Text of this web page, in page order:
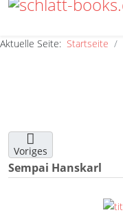
Aktuelle Seite: Startseite
Voriges
Sempai Hanskarl